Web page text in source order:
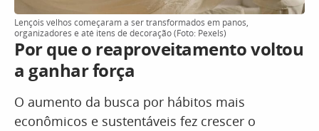
Lençóis velhos começaram a ser transformados em panos,
organizadores e até itens de decoração (Foto: Pexels)
Por que o reaproveitamento voltou
a ganhar força
O aumento da busca por hábitos mais
econômicos e sustentáveis fez crescer o